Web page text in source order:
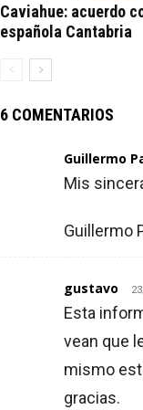
Caviahue: acuerdo
española Cantabria
6 COMENTARIOS
Guillermo
Mis
Guillermo
gustavo
Esta
vean que
mismo
gracias.